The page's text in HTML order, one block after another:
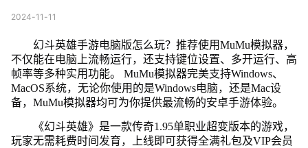
2024-11-11
幻斗英雄手游电脑版怎么玩？推荐使用MuMu模拟器，
不仅能在电脑上流畅运行，还支持键位设置、多开运行、高
帧率等多种实用功能。 MuMu模拟器完美支持Windows、
MacOS系统，无论你使用的是Windows电脑，还是Mac设
备，MuMu模拟器均可为你提供最流畅的安卓手游体验。
《幻斗英雄》是一款传奇1.95单职业超变版本的游戏，
玩家无需耗费时间发育，上线即可获得全满礼包及VIP会员